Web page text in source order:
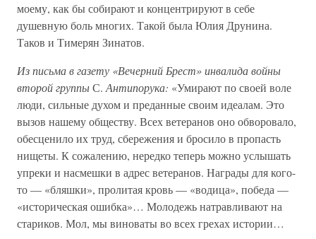
моему, как бы собирают и концентрируют в себе
душевную боль многих. Такой была Юлия Друнина.
Таков и Тимерян Зинатов.
Из письма в газету «Вечерний Брест» инвалида войны
второй группыС. Антипорука: «Умирают по своей воле
люди, сильные духом и преданные своим идеалам. Это
вызов нашему обществу. Всех ветеранов оно обворовало,
обесценило их труд, сбережения и бросило в пропасть
нищеты. К сожалению, нередко теперь можно услышать
упреки и насмешки в адрес ветеранов. Награды для кого-
то — «бляшки», пролитая кровь — «водица», победа —
«историческая ошибка»… Молодежь натравливают на
стариков. Мол, мы виноваты во всех грехах истории…